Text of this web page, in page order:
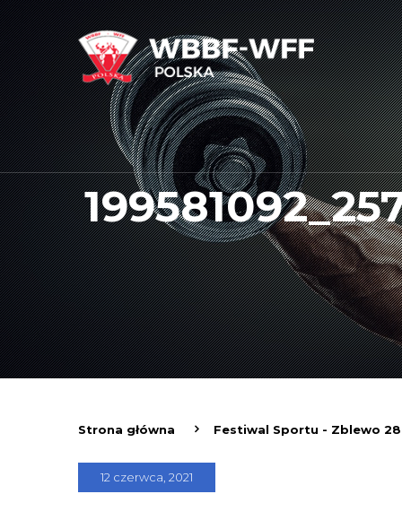
Strona główna Festiwal Sportu - Zblewo
12 czerwca, 2021